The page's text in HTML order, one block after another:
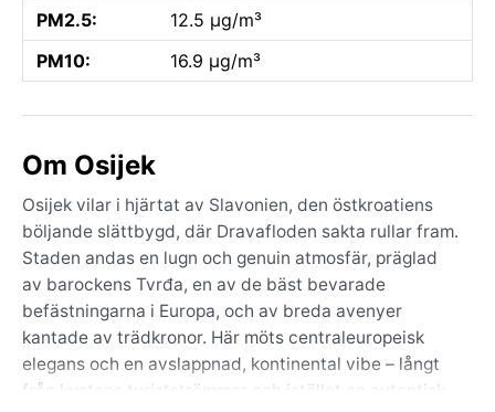
PM2.5:
12.5 µg/m³
PM10:
16.9 µg/m³
Om Osijek
Osijek vilar i hjärtat av Slavonien, den östkroatiens
böljande slättbygd, där Dravafloden sakta rullar fram.
Staden andas en lugn och genuin atmosfär, präglad
av barockens Tvrđa, en av de bäst bevarade
befästningarna i Europa, och av breda avenyer
kantade av trädkronor. Här möts centraleuropeisk
elegans och en avslappnad, kontinental vibe – långt
från kustens turistströmmar och istället en autentisk